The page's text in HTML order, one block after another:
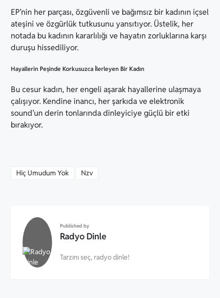
EP’nin her parçası, özgüvenli ve bağımsız bir kadının içsel
ateşini ve özgürlük tutkusunu yansıtıyor. Üstelik, her
notada bu kadının kararlılığı ve hayatın zorluklarına karşı
duruşu hissediliyor.
Hayallerin Peşinde Korkusuzca İlerleyen Bir Kadın
Bu cesur kadın, her engeli aşarak hayallerine ulaşmaya
çalışıyor. Kendine inancı, her şarkıda ve elektronik
sound’un derin tonlarında dinleyiciye güçlü bir etki
bırakıyor.
Hiç Umudum Yok Nzv
Published by
Radyo Dinle
Tarzını seç, radyo dinle!